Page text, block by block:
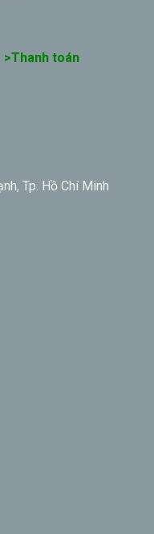
>Thanh toán
Tp. Hồ Chí Minh